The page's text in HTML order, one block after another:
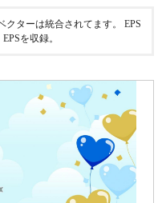
ターは統合されてます。 EPS
を収録。